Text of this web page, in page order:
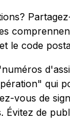
le code
qui
vous de
Évitez de